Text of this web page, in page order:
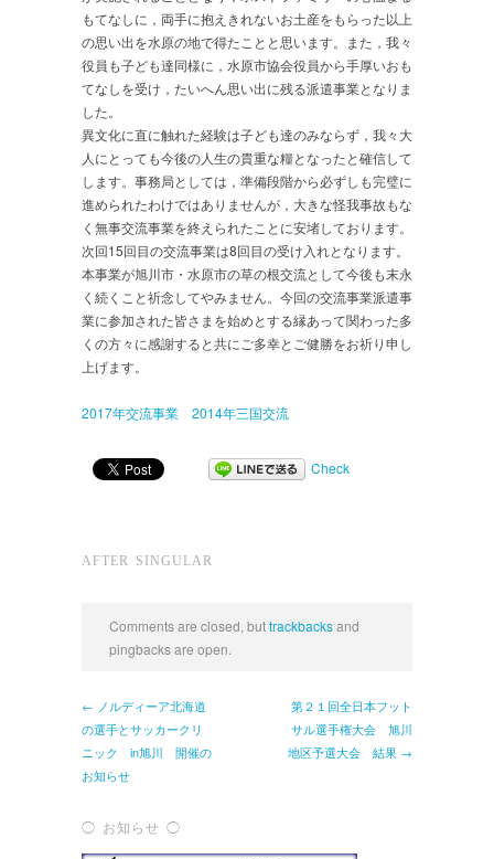
もてなしに，両手に抱えきれないお土産をもらった以上
の思い出を水原の地で得たことと思います。また，我々
役員も子ども達同様に，水原市協会役員から手厚いおも
てなしを受け，たいへん思い出に残る派遣事業となりま
した。
異文化に直に触れた経験は子ども達のみならず，我々大
人にとっても今後の人生の貴重な糧となったと確信して
します。事務局としては，準備段階から必ずしも完璧に
進められたわけではありませんが，大きな怪我事故もな
く無事交流事業を終えられたことに安堵しております。
次回15回目の交流事業は8回目の受け入れとなります。
本事業が旭川市・水原市の草の根交流として今後も末永
く続くこと祈念してやみません。今回の交流事業派遣事
業に参加された皆さまを始めとする縁あって関わった多
くの方々に感謝すると共にご多幸とご健勝をお祈り申し
上げます。
2017年交流事業 2014年三国交流
Check
AFTER SINGULAR
Comments are closed, buttrackbacksand
pingbacks are open.
← ノルディーア北海道
の選手とサッカークリ
ニック in旭川 開催の
お知らせ
第２１回全日本フット
サル選手権大会 旭川
地区予選大会 結果 →
◯ お知らせ ◯